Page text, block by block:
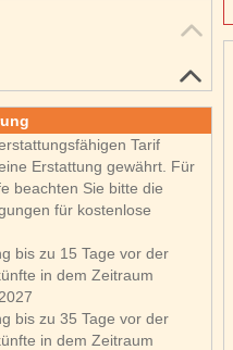
Tarif
Erstattung gewährt. Für
beachten Sie bitte die
für kostenlose
bis zu 15 Tage vor der
in dem Zeitraum
bis zu 35 Tage vor der
in dem Zeitraum